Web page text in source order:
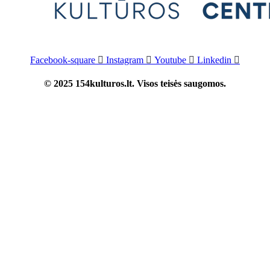
Facebook-square Instagram Youtube Linkedin
© 2025 154kulturos.lt. Visos teisės saugomos.